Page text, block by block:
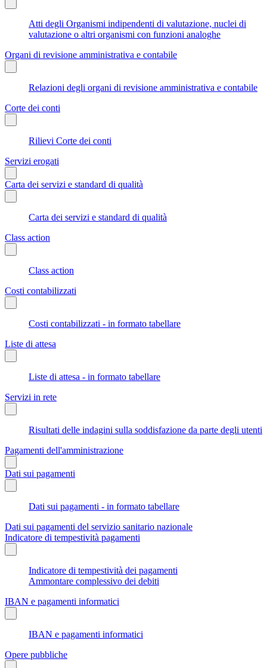
Atti degli Organismi indipendenti di valutazione, nuclei di
valutazione o altri organismi con funzioni analoghe
Organi di revisione amministrativa e contabile
Relazioni degli organi di revisione amministrativa e contabile
Corte dei conti
Rilievi Corte dei conti
Servizi erogati
Carta dei servizi e standard di qualità
Carta dei servizi e standard di qualità
Class action
Class action
Costi contabilizzati
Costi contabilizzati - in formato tabellare
Liste di attesa
Liste di attesa - in formato tabellare
Servizi in rete
Risultati delle indagini sulla soddisfazione da parte degli utenti
Pagamenti dell'amministrazione
Dati sui pagamenti
Dati sui pagamenti - in formato tabellare
Dati sui pagamenti del servizio sanitario nazionale
Indicatore di tempestività pagamenti
Indicatore di tempestività dei pagamenti
Ammontare complessivo dei debiti
IBAN e pagamenti informatici
IBAN e pagamenti informatici
Opere pubbliche